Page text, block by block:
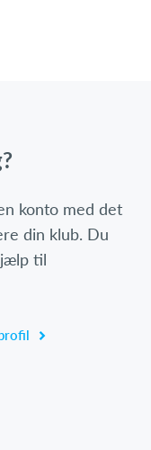
konto med det
din klub. Du
til